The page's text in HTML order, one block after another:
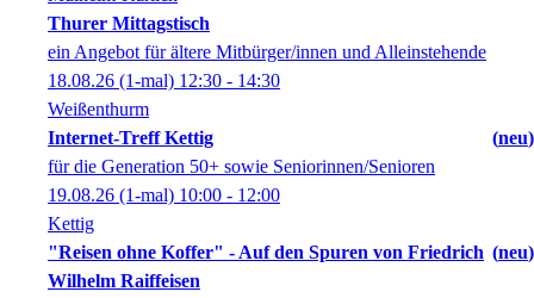
Thurer Mittagstisch
ein Angebot für ältere Mitbürger/innen und Alleinstehende
18.08.26 (1-mal) 12:30 - 14:30
Weißenthurm
Internet-Treff Kettig
neu
für die Generation 50+ sowie Seniorinnen/Senioren
19.08.26 (1-mal) 10:00 - 12:00
Kettig
"Reisen ohne Koffer" - Auf den Spuren von Friedrich
Wilhelm Raiffeisen
neu